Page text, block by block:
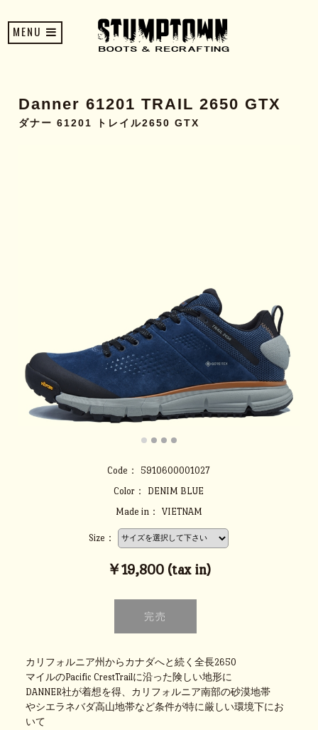
MENU
Danner 61201 TRAIL 2650 GTX
ダナー 61201 トレイル2650 GTX
Code：
5910600001027
Color：
DENIM BLUE
Made in：
VIETNAM
Size：
￥19,800 (tax in)
カリフォルニア州からカナダへと続く全長2650
マイルのPacific CrestTrailに沿った険しい地形に
DANNER社が着想を得、カリフォルニア南部の砂漠地帯
やシエラネバダ高山地帯など条件が特に厳しい環境下にお
いて